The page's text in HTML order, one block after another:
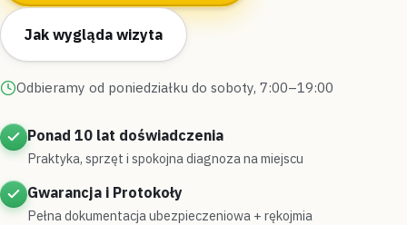
Jak wygląda wizyta
Odbieramy od poniedziałku do soboty, 7:00–19:00
Ponad 10 lat doświadczenia
Praktyka, sprzęt i spokojna diagnoza na miejscu
Gwarancja i Protokoły
Pełna dokumentacja ubezpieczeniowa + rękojmia